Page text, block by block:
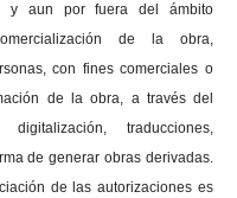
y aun por fuera del ámbito
de la obra,
con fines comerciales o
de la obra, a través del
traducciones,
de generar obras derivadas.
de las autorizaciones es